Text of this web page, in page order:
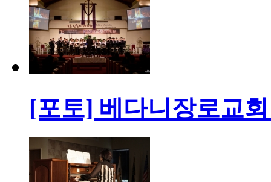
[포토] 베다니장로교